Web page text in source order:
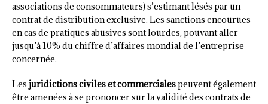
associations de consommateurs) s’estimant lésés par un
contrat de distribution exclusive. Les sanctions encourues
en cas de pratiques abusives sont lourdes, pouvant aller
jusqu’à 10% du chiffre d’affaires mondial de l’entreprise
concernée.
Les juridictions civiles et commercialespeuvent également
être amenées à se prononcer sur la validité des contrats de